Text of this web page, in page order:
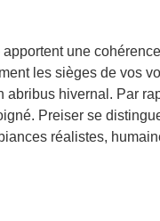
une
les sièges de vos
hivernal. Par
Preiser se
réalistes,